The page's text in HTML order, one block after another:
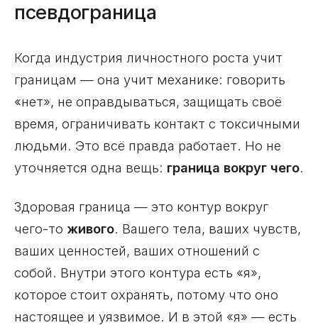
псевдограница
Когда индустрия личностного роста учит
границам — она учит механике: говорить
«нет», не оправдываться, защищать своё
время, ограничивать контакт с токсичными
людьми. Это всё правда работает. Но не
уточняется одна вещь: граница вокруг чего.
Здоровая граница — это контур вокруг
чего-то живого. Вашего тела, ваших чувств,
ваших ценностей, ваших отношений с
собой. Внутри этого контура есть «я»,
которое стоит охранять, потому что оно
настоящее и уязвимое. И в этой «я» — есть